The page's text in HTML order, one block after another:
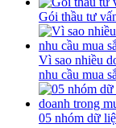
Gói thầu tư
Vì sao nhiều
nhu cầu mua
05 nhóm dữ